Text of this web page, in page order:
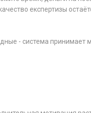
експертизы
- система принимает